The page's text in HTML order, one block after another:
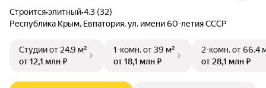
Строится•элитный•4.3 (32)
Республика Крым, Евпатория, ул. имени 60-летия СССР
Студииот 24,9 м²
от 12,1 млн ₽
1-комн.от 39 м²
от 18,1 млн ₽
2-комн.от 66,4
от 28,1 млн ₽